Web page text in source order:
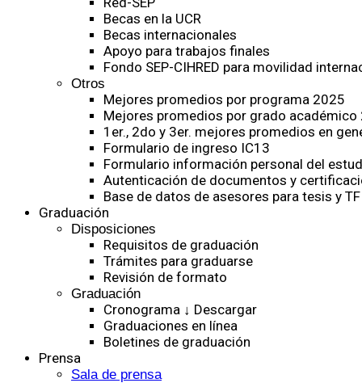
Becas en la UCR
Becas internacionales
Apoyo para trabajos finales
Fondo SEP-CIHRED para movilidad
Otros
Mejores promedios por programa 2025
Mejores promedios por grado académico
1er., 2do y 3er. mejores promedios en
Formulario de ingreso IC13
Formulario información personal del
Autenticación de documentos y
Base de datos de asesores para tesis y
Graduación
Disposiciones
Requisitos de graduación
Trámites para graduarse
Revisión de formato
Graduación
Cronograma ↓ Descargar
Graduaciones en línea
Boletines de graduación
Prensa
Sala de prensa